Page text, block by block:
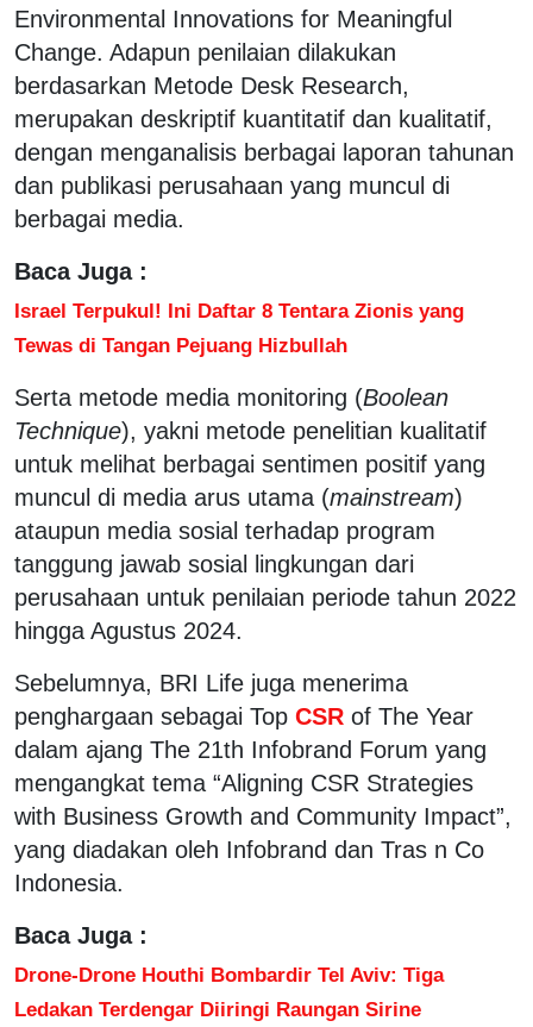
Environmental Innovations for Meaningful
Change. Adapun penilaian dilakukan
berdasarkan Metode Desk Research,
merupakan deskriptif kuantitatif dan kualitatif,
dengan menganalisis berbagai laporan tahunan
dan publikasi perusahaan yang muncul di
berbagai media.
Baca Juga :
Israel Terpukul! Ini Daftar 8 Tentara Zionis yang
Tewas di Tangan Pejuang Hizbullah
Serta metode media monitoring (Boolean
Technique), yakni metode penelitian kualitatif
untuk melihat berbagai sentimen positif yang
muncul di media arus utama (mainstream)
ataupun media sosial terhadap program
tanggung jawab sosial lingkungan dari
perusahaan untuk penilaian periode tahun 2022
hingga Agustus 2024.
Sebelumnya, BRI Life juga menerima
penghargaan sebagai Top CSR of The Year
dalam ajang The 21th Infobrand Forum yang
mengangkat tema “Aligning CSR Strategies
with Business Growth and Community Impact”,
yang diadakan oleh Infobrand dan Tras n Co
Indonesia.
Baca Juga :
Drone-Drone Houthi Bombardir Tel Aviv: Tiga
Ledakan Terdengar Diiringi Raungan Sirine